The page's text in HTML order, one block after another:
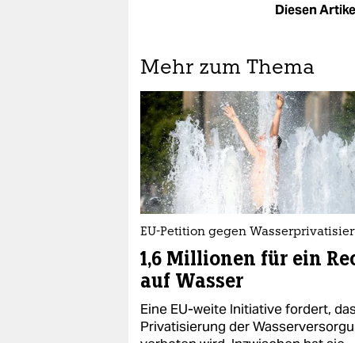
Diesen
Mehr zum Thema
EU-Petition gegen
1,6 Millionen für ein
auf Wasser
Eine EU-weite Initiative fordert,
Privatisierung der